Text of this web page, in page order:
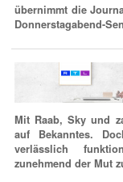
übernimmt die
Donnerstagabend-
Mit Raab, Sky und
auf Bekanntes.
verlässlich
zunehmend der Mut